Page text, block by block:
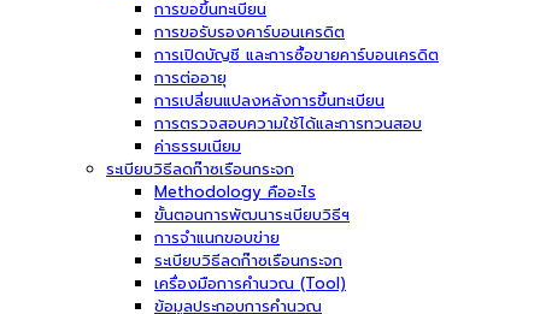
การขอขึ้นทะเบียน
การขอรับรองคาร์บอนเครดิต
การเปิดบัญชี และการซื้อขายคาร์บอนเครดิต
การต่ออายุ
การเปลี่ยนแปลงหลังการขึ้นทะเบียน
การตรวจสอบความใช้ได้และการทวนสอบ
ค่าธรรมเนียม
ระเบียบวิธีลดก๊าซเรือนกระจก
Methodology คืออะไร
ขั้นตอนการพัฒนาระเบียบวิธีฯ
การจำแนกขอบข่าย
ระเบียบวิธีลดก๊าซเรือนกระจก
เครื่องมือการคำนวณ (Tool)
ข้อมูลประกอบการคำนวณ